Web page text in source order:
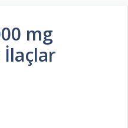
mg
İlaçlar